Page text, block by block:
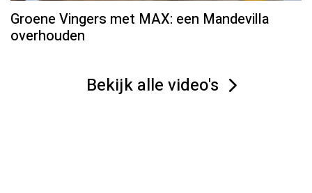
Groene Vingers met MAX: een Mandevilla
overhouden
Bekijk alle video's